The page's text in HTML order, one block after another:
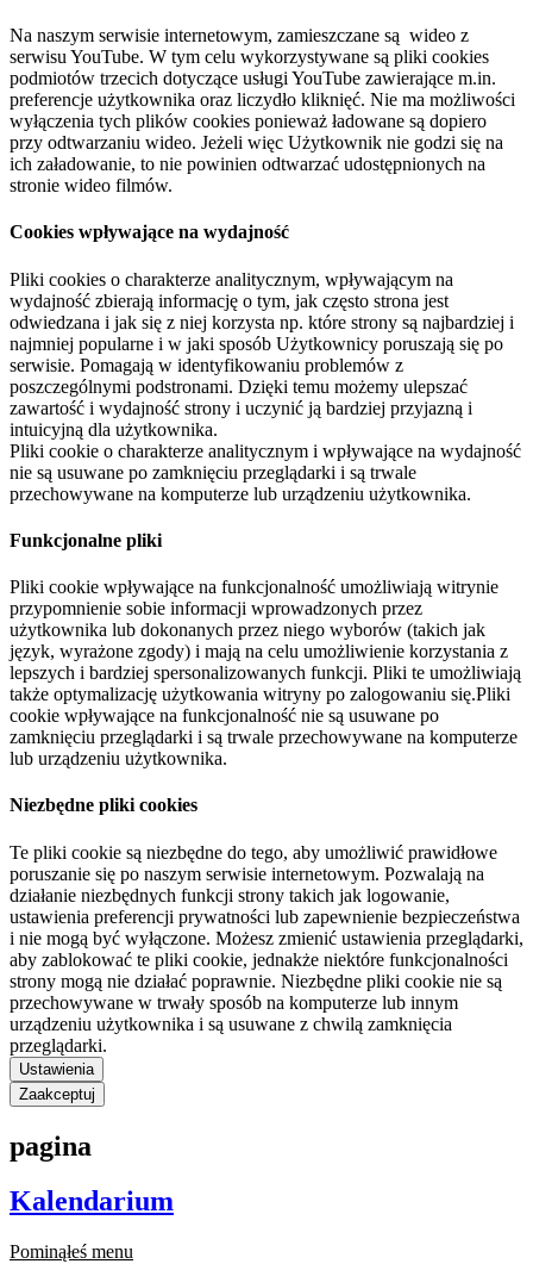
Na naszym serwisie internetowym, zamieszczane są wideo z
serwisu YouTube. W tym celu wykorzystywane są pliki cookies
podmiotów trzecich dotyczące usługi YouTube zawierające m.in.
preferencje użytkownika oraz liczydło kliknięć. Nie ma możliwości
wyłączenia tych plików cookies ponieważ ładowane są dopiero
przy odtwarzaniu wideo. Jeżeli więc Użytkownik nie godzi się na
ich załadowanie, to nie powinien odtwarzać udostępnionych na
stronie wideo filmów.
Cookies wpływające na wydajność
Pliki cookies o charakterze analitycznym, wpływającym na
wydajność zbierają informację o tym, jak często strona jest
odwiedzana i jak się z niej korzysta np. które strony są najbardziej i
najmniej popularne i w jaki sposób Użytkownicy poruszają się po
serwisie. Pomagają w identyfikowaniu problemów z
poszczególnymi podstronami. Dzięki temu możemy ulepszać
zawartość i wydajność strony i uczynić ją bardziej przyjazną i
intuicyjną dla użytkownika.
Pliki cookie o charakterze analitycznym i wpływające na wydajność
nie są usuwane po zamknięciu przeglądarki i są trwale
przechowywane na komputerze lub urządzeniu użytkownika.
Funkcjonalne pliki
Pliki cookie wpływające na funkcjonalność umożliwiają witrynie
przypomnienie sobie informacji wprowadzonych przez
użytkownika lub dokonanych przez niego wyborów (takich jak
język, wyrażone zgody) i mają na celu umożliwienie korzystania z
lepszych i bardziej spersonalizowanych funkcji. Pliki te umożliwiają
także optymalizację użytkowania witryny po zalogowaniu się.Pliki
cookie wpływające na funkcjonalność nie są usuwane po
zamknięciu przeglądarki i są trwale przechowywane na komputerze
lub urządzeniu użytkownika.
Niezbędne pliki cookies
Te pliki cookie są niezbędne do tego, aby umożliwić prawidłowe
poruszanie się po naszym serwisie internetowym. Pozwalają na
działanie niezbędnych funkcji strony takich jak logowanie,
ustawienia preferencji prywatności lub zapewnienie bezpieczeństwa
i nie mogą być wyłączone. Możesz zmienić ustawienia przeglądarki,
aby zablokować te pliki cookie, jednakże niektóre funkcjonalności
strony mogą nie działać poprawnie. Niezbędne pliki cookie nie są
przechowywane w trwały sposób na komputerze lub innym
urządzeniu użytkownika i są usuwane z chwilą zamknięcia
przeglądarki.
Ustawienia
Zaakceptuj
pagina
Kalendarium
Pominąłeś menu